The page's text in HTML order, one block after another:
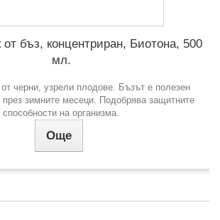
от бъз, концентриран, Биотона, 500
мл.
черни, узрели плодове. Бъзът е полезен
зимните месеци. Подобрява защитните
способности на организма.
Още